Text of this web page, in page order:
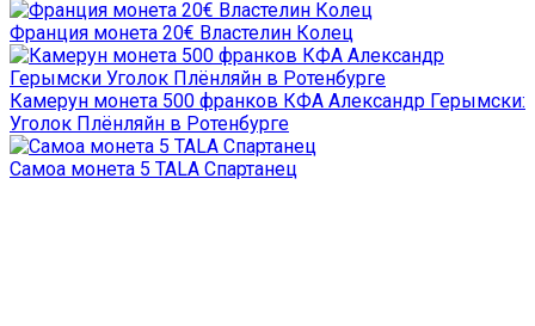
Франция монета 20€ Властелин Колец
Камерун монета 500 франков КФА Александр Герымски:
Уголок Плёнляйн в Ротенбурге
Самоа монета 5 TALA Спартанец